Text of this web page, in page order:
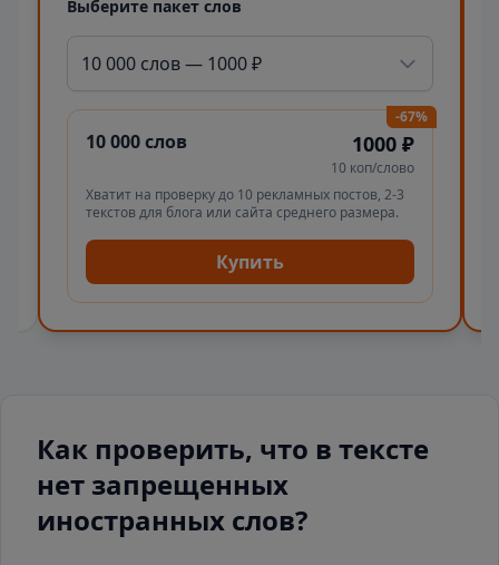
Выберите пакет слов
10 000 слов — 1000 ₽
-67%
10 000 слов 1000 ₽
10 коп/слово
Хватит на проверку до 10 рекламных постов, 2-3
текстов для блога или сайта среднего размера.
Купить
Как проверить, что в тексте
нет запрещенных
иностранных слов?